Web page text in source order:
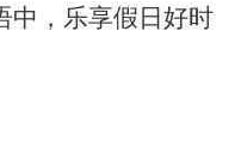
，乐享假日好时